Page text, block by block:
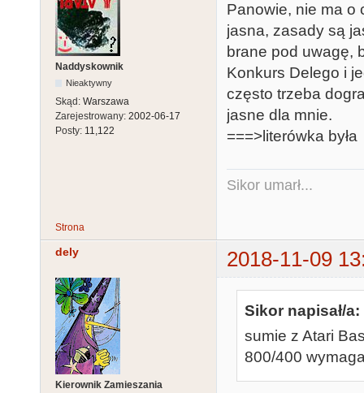
Naddyskownik
Nieaktywny
Skąd: Warszawa
Zarejestrowany: 2002-06-17
Posty: 11,122
Panowie, nie ma o
jasna, zasady są
brane pod uwagę,
Konkurs Delego i
często trzeba
jasne dla mnie.
===>literówka była
Sikor umarł...
Strona
dely 2018-11-09
Kierownik Zamieszania
Sikor napisał/a:
sumie z Atari
800/400